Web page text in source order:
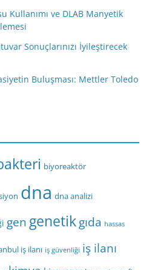
Kullanımı ve DLAB Manyetik
Sonuçlarınızı İyileştirecek
Buluşması: Mettler Toledo
biyoreaktör
dna dna analizi
gen genetikgıda hassas
iş ilanı iş güvenliği iş ilanı